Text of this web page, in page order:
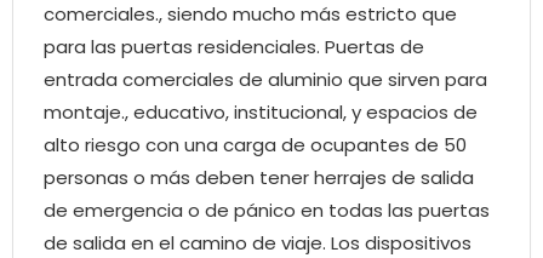
comerciales., siendo mucho más estricto que
para las puertas residenciales. Puertas de
entrada comerciales de aluminio que sirven para
montaje., educativo, institucional, y espacios de
alto riesgo con una carga de ocupantes de 50
personas o más deben tener herrajes de salida
de emergencia o de pánico en todas las puertas
de salida en el camino de viaje. Los dispositivos